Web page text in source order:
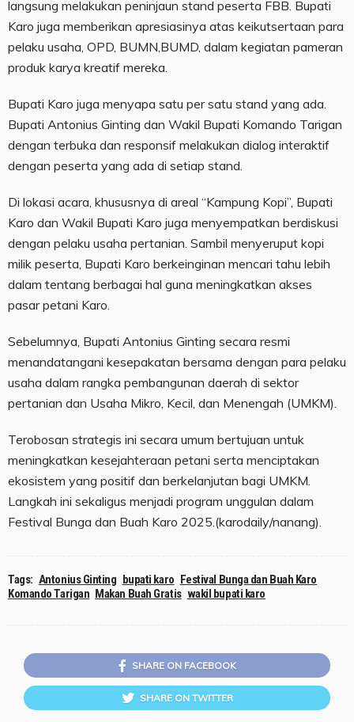
langsung melakukan peninjaun stand peserta FBB. Bupati
Karo juga memberikan apresiasinya atas keikutsertaan para
pelaku usaha, OPD, BUMN,BUMD, dalam kegiatan pameran
produk karya kreatif mereka.
Bupati Karo juga menyapa satu per satu stand yang ada.
Bupati Antonius Ginting dan Wakil Bupati Komando Tarigan
dengan terbuka dan responsif melakukan dialog interaktif
dengan peserta yang ada di setiap stand.
Di lokasi acara, khususnya di areal “Kampung Kopi”, Bupati
Karo dan Wakil Bupati Karo juga menyempatkan berdiskusi
dengan pelaku usaha pertanian. Sambil menyeruput kopi
milik peserta, Bupati Karo berkeinginan mencari tahu lebih
dalam tentang berbagai hal guna meningkatkan akses
pasar petani Karo.
Sebelumnya, Bupati Antonius Ginting secara resmi
menandatangani kesepakatan bersama dengan para pelaku
usaha dalam rangka pembangunan daerah di sektor
pertanian dan Usaha Mikro, Kecil, dan Menengah (UMKM).
Terobosan strategis ini secara umum bertujuan untuk
meningkatkan kesejahteraan petani serta menciptakan
ekosistem yang positif dan berkelanjutan bagi UMKM.
Langkah ini sekaligus menjadi program unggulan dalam
Festival Bunga dan Buah Karo 2025.(karodaily/nanang).
Tags: Antonius Ginting bupati karo Festival Bunga dan Buah Karo
Komando Tarigan Makan Buah Gratis wakil bupati karo
SHARE ON FACEBOOK
SHARE ON TWITTER